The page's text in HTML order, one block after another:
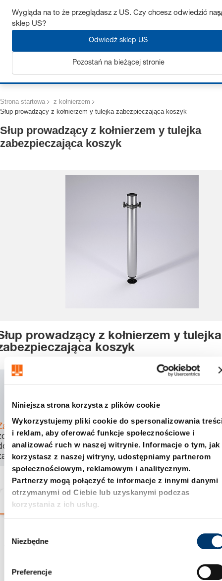
Niniejsza strona korzysta z plików cookie
Wykorzystujemy pliki cookie do spersonalizowania
i reklam, aby oferować funkcje społecznościowe i
analizować ruch w naszej witrynie. Informacje o tym, jak
korzystasz z naszej witryny, udostępniamy partnerom
społecznościowym, reklamowym i analitycznym.
Partnerzy mogą połączyć te informacje z innymi danymi
otrzymanymi od Ciebie lub uzyskanymi podczas
korzystania z ich usług.
Niezbędne
Preferencje
Uzyskaj do 7% zniżki – kliknij tutaj, aby dowiedzieć się więcej
Strona startowa
z kołnierzem
Słup prowadzący z kołnierzem y tulejka zabezpieczająca koszyk
Słup prowadzący z kołnierzem y tulejka
zabezpieczająca koszyk
prowadzący z kołnierzem y tulejka
koszyk
Download
się, aby
cenę,
i
produkt.
Warianty Szczegóły
Asystent wyboru
Wygląda na to że przeglądasz z US. Czy chcesz odwiedzić
sklep US?
Odwiedź sklep US
Pozostań na bieżącej stronie